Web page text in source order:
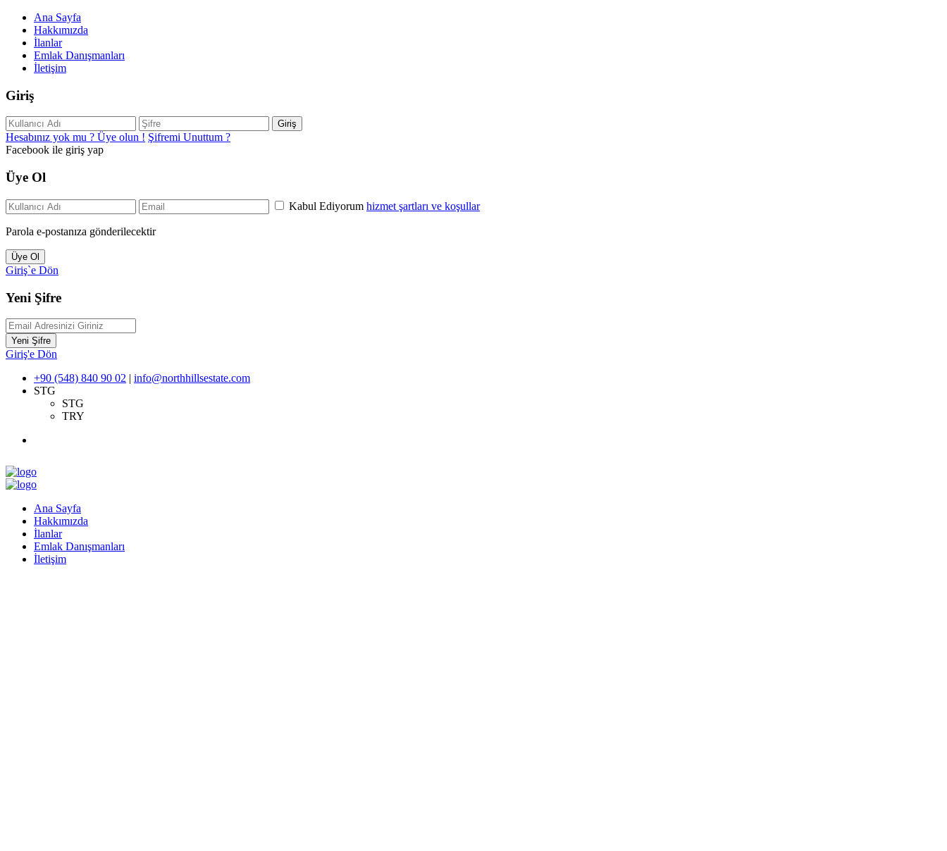
Ana Sayfa
Hakkımızda
İlanlar
Emlak Danışmanları
İletişim
Giriş
Giriş
Hesabınız yok mu ? Üye olun ! Şifremi Unuttum ?
Facebook ile giriş yap
Üye Ol
Kabul Ediyorum hizmet şartları ve koşullar
Parola e-postanıza gönderilecektir
Üye Ol
Giriş`e Dön
Yeni Şifre
Yeni Şifre
Giriş'e Dön
+90 (548) 840 90 02 | info@northhillsestate.com
STG
STG
TRY
Ana Sayfa
Hakkımızda
İlanlar
Emlak Danışmanları
İletişim